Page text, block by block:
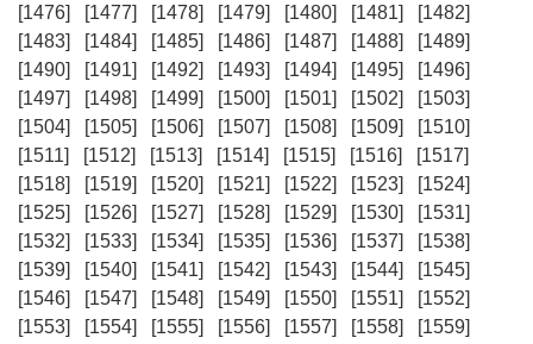
[1476]
[1477] [1478] [1479] [1480] [1481]
[1482]
[1483]
[1484] [1485] [1486] [1487] [1488]
[1489]
[1490]
[1491] [1492] [1493] [1494] [1495]
[1496]
[1497]
[1498] [1499] [1500] [1501] [1502]
[1503]
[1504]
[1505] [1506] [1507] [1508] [1509]
[1510]
[1511]
[1512] [1513] [1514] [1515] [1516]
[1517]
[1518]
[1519] [1520] [1521] [1522] [1523]
[1524]
[1525]
[1526] [1527] [1528] [1529] [1530]
[1531]
[1532]
[1533] [1534] [1535] [1536] [1537]
[1538]
[1539]
[1540] [1541] [1542] [1543] [1544]
[1545]
[1546]
[1547] [1548] [1549] [1550] [1551]
[1552]
[1553]
[1554] [1555] [1556] [1557] [1558]
[1559]